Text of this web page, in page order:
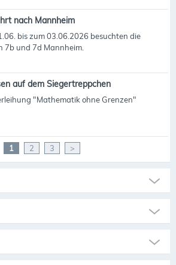
nach Mannheim
bis zum 03.06.2026 besuchten die
7b und 7d Mannheim.
auf dem Siegertreppchen
"Mathematik ohne Grenzen"
1 2 3 >